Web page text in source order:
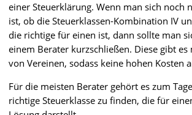
einer Steuerklärung. Wenn man sich noch
ist, ob die Steuerklassen-Kombination IV
die richtige für einen ist, dann sollte man
einem Berater kurzschließen. Diese gibt
von Vereinen, sodass keine hohen Kosten
Für die meisten Berater gehört es zum
richtige Steuerklasse zu finden, die für